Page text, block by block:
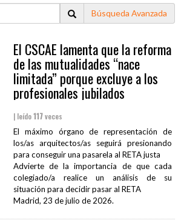
Búsqueda Avanzada
El CSCAE lamenta que la reforma
de las mutualidades “nace
limitada” porque excluye a los
profesionales jubilados
| leído117veces
El máximo órgano de representación de
los/as arquitectos/as seguirá presionando
para conseguir una pasarela al RETA justa
Advierte de la importancia de que cada
colegiado/a realice un análisis de su
situación para decidir pasar al RETA
Madrid, 23 de julio de 2026.